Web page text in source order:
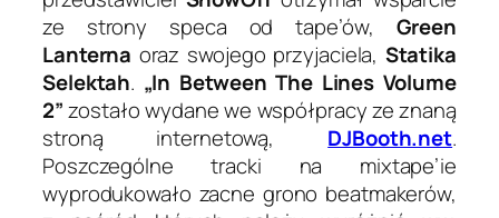
ze strony speca od tape’ów, Green
Lanterna oraz swojego przyjaciela, Statika
Selektah. „In Between The Lines Volume
2”zostało wydane we współpracy ze znaną
stroną internetową, DJBooth.net.
Poszczególne tracki na mixtape’ie
wyprodukowało zacne grono beatmakerów,